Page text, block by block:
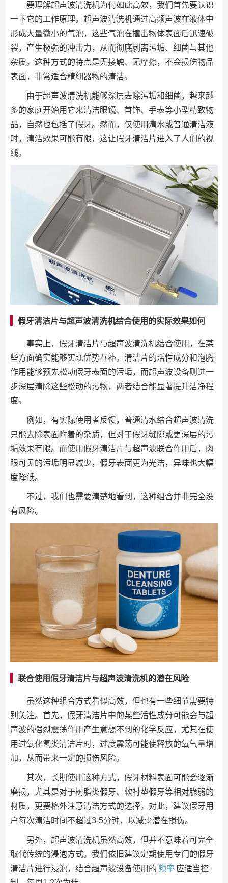
要理解超声波清洗机为何如此高效，我们首先要认识
一下它的工作原理。超声波清洗机通过高频声波在液体中
形成大量微小的气泡，这些气泡在撞击物体表面后迅速破
裂，产生极强的冲击力，从而彻底剥离污垢、细菌与其他
杂质。这种方式的特点是无接触、无摩擦，不会损伤物品
表面，非常适合精细器物的清洁。
由于超声波清洗机能够深层去除污垢和细菌，越来越
多的家庭开始用它来清洁眼镜、首饰、手表等小型精致物
品，自然也包括了假牙。然而，仅使用清水或普通清洁液
时，清洁效果可能有限，这让假牙清洁片进入了人们的视
线。
假牙清洁片与超声波清洗机结合使用的实际效果如何
事实上，假牙清洁片与超声波清洗机结合使用，在某
些方面确实能够实现优势互补。清洁片的活性成分和泡腾
作用能够预先松动假牙表面的污垢，而超声波设备则进一
步深层清除这些松动的污物，两者结合能显著提升洁净程
度。
例如，有实际使用者反馈，普通清水结合超声波清洗
只能去除表面附着的杂质，但对于假牙缝隙或更深层的污
垢效果有限。而使用假牙清洁片与超声波联合作用后，肉
眼可见的污垢明显减少，假牙表面更为光洁，异味也大幅
度降低。
不过，我们也需要清楚地看到，这种组合并非完全没
有风险。
联合使用假牙清洁片与超声波清洗机的潜在风险
虽然这种组合方式看似高效，但也有一些细节需要特
别关注。首先，假牙清洁片中的某些活性成分可能会与超
声波的强烈震荡作用产生意想不到的化学反应，尤其在使
用过氧化氢类清洁片时，过度震荡可能使释放的氧气量增
加，从而带来一定的损伤风险。
其次，长期使用这种方式，假牙材料表面可能会逐渐
磨损，尤其是对于树脂类假牙、软衬垫假牙等相对脆弱的
材质，更要格外注意清洁方式的选择。对此，建议假牙用
户每次清洁时间不超过3-5分钟，以减少潜在损伤。
另外，超声波清洗机虽然高效，但并不意味着可完全
取代传统的浸泡方式。我们依旧建议定期使用专门的假牙
清洁片进行浸泡，结合超声波设备使用的 频率 应适当控